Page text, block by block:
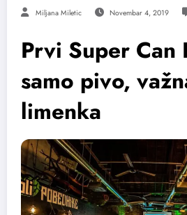
Miljana Miletic Novembar 4, 2019
Prvi Super Can
samo pivo,
limenka